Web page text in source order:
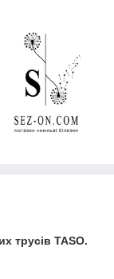
трусів ТАSО.